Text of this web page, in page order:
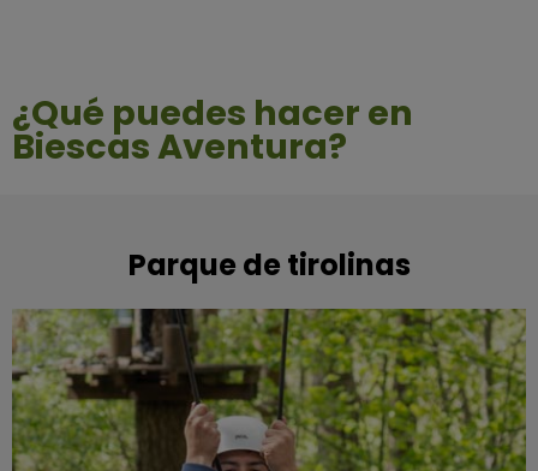
¿Qué puedes hacer en
Biescas Aventura?
Parque de tirolinas